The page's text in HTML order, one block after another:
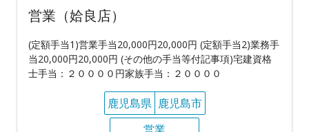
営業（姶良店）
(定額手当1)営業手当20,000円20,000円 (定額手当2)業務手
当20,000円20,000円 (その他の手当等付記事項)宅建資格
士手当：２００００円家族手当：２００００
鹿児島県 鹿児島市